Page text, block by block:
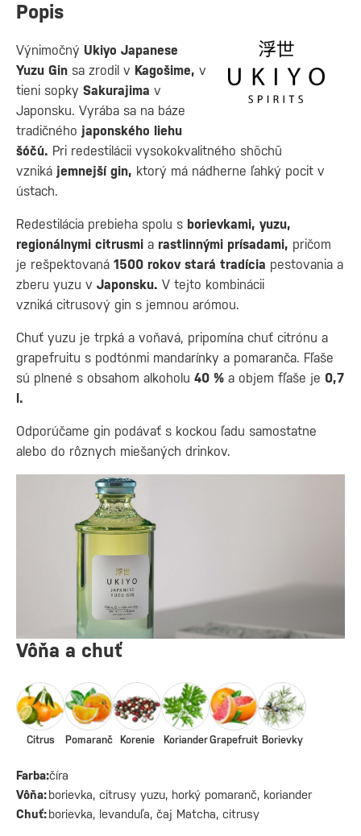
Popis
Výnimočný Ukiyo Japanese
Yuzu Gin sa zrodil v Kagošime, v
tieni sopky Sakurajima v
Japonsku. Vyrába sa na báze
tradičného japonského liehu
šóčú. Pri redestilácii vysokokvalitného shōchū
vzniká jemnejší gin, ktorý má nádherne ľahký pocit v
ústach.
Redestilácia prebieha spolu s borievkami, yuzu,
regionálnymi citrusmi a rastlinnými prísadami, pričom
je rešpektovaná 1500 rokov stará tradícia pestovania a
zberu yuzu v Japonsku. V tejto kombinácii
vzniká citrusový gin s jemnou arómou.
Chuť yuzu je trpká a voňavá, pripomína chuť citrónu a
grapefruitu s podtónmi mandarínky a pomaranča. Fľaše
sú plnené s obsahom alkoholu 40 % a objem fľaše je 0,7
l.
Odporúčame gin podávať s kockou ľadu samostatne
alebo do rôznych miešaných drinkov.
Vôňa a chuť
Farba:číra
Vôňa:borievka, citrusy yuzu, horký pomaranč, koriander
Chuť:borievka, levanduľa, čaj Matcha, citrusy
Citrus Pomaranč Korenie KorianderGrapefruit Borievky